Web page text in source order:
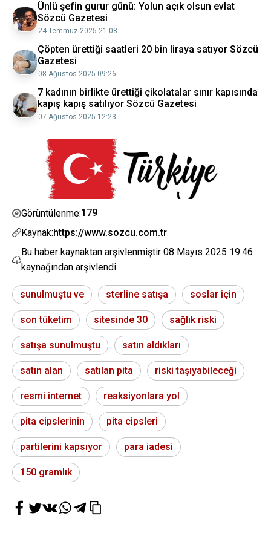
Ünlü şefin gurur günü: Yolun açık olsun evlat
Sözcü Gazetesi
24 Temmuz 2025 21:08
Çöpten ürettiği saatleri 20 bin liraya satıyor Sözcü
Gazetesi
08 Ağustos 2025 09:26
7 kadının birlikte ürettiği çikolatalar sınır kapısında
kapış kapış satılıyor Sözcü Gazetesi
07 Ağustos 2025 12:23
Görüntülenme:179
Kaynak:https://www.sozcu.com.tr
Bu haber kaynaktan arşivlenmiştir 08 Mayıs 2025 19:46
kaynağından arşivlendi
sunulmuştu ve sterline satışa soslar için
son tüketim sitesinde 30 sağlık riski
satışa sunulmuştu satın aldıkları
satın alan satılan pita riski taşıyabileceği
resmi internet reaksiyonlara yol
pita cipslerinin pita cipsleri
partilerini kapsıyor para iadesi
150 gramlık